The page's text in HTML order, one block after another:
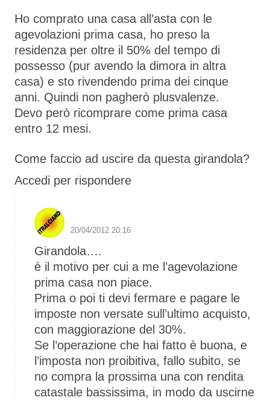
Ho comprato una casa all’asta con le
agevolazioni prima casa, ho preso la
residenza per oltre il 50% del tempo di
possesso (pur avendo la dimora in altra
casa) e sto rivendendo prima dei cinque
anni. Quindi non pagherò plusvalenze.
Devo però ricomprare come prima casa
entro 12 mesi.
Come faccio ad uscire da questa girandola?
Accedi per rispondere
20/04/2012 20:16
Girandola….
è il motivo per cui a me l’agevolazione
prima casa non piace.
Prima o poi ti devi fermare e pagare le
imposte non versate sull’ultimo acquisto,
con maggiorazione del 30%.
Se l’operazione che hai fatto è buona, e
l’imposta non proibitiva, fallo subito, se
no compra la prossima una con rendita
catastale bassissima, in modo da uscirne